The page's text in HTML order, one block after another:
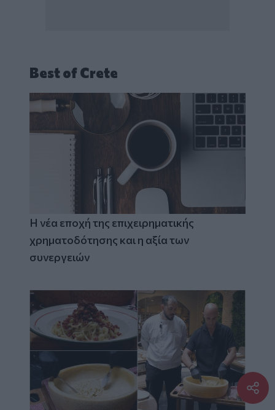
Best of Crete
Η νέα εποχή της επιχειρηματικής
χρηματοδότησης και η αξία των
συνεργειών